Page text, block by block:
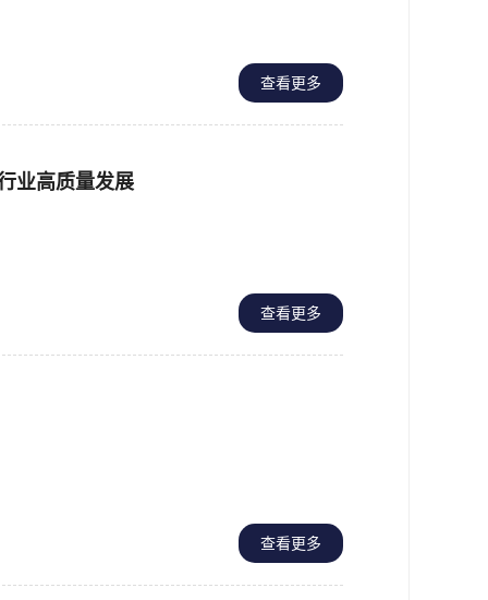
查看更多
业高质量发展
查看更多
查看更多